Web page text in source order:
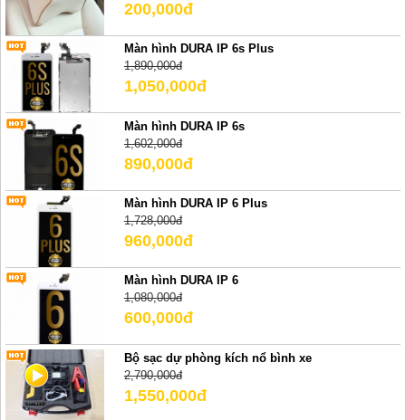
200,000đ
Màn hình DURA IP 6s Plus
1,890,000đ
1,050,000đ
Màn hình DURA IP 6s
1,602,000đ
890,000đ
Màn hình DURA IP 6 Plus
1,728,000đ
960,000đ
Màn hình DURA IP 6
1,080,000đ
600,000đ
Bộ sạc dự phòng kích nổ bình xe
2,790,000đ
1,550,000đ